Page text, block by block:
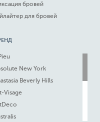
бровей
для бровей
New York
Beverly Hills
Visage